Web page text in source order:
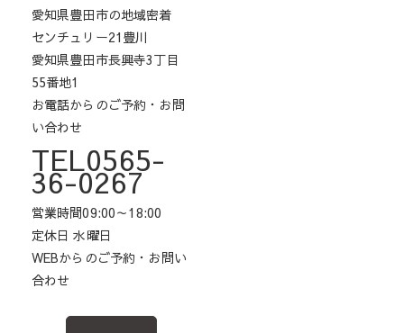
愛知県豊田市の地域密着
センチュリー21豊川
愛知県豊田市長興寺3丁目
55番地1
お電話からのご予約・お問
い合わせ
TEL0565-
36-0267
営業時間09:00～18:00
定休日 水曜日
WEBからのご予約・お問い
合わせ